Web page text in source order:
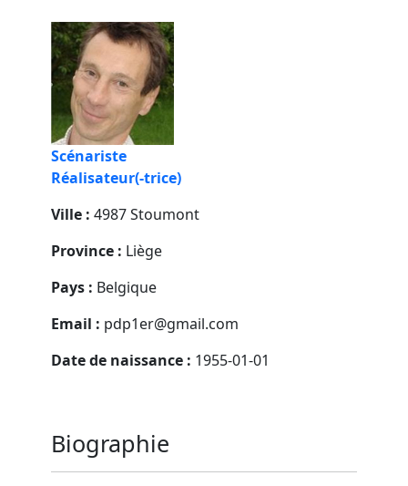
Scénariste
Réalisateur(-trice)
Ville : 4987 Stoumont
Province : Liège
Pays : Belgique
Email : pdp1er@gmail.com
Date de naissance : 1955-01-01
Biographie